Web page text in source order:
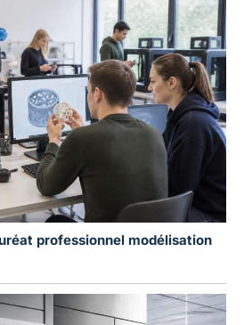
professionnel modélisation